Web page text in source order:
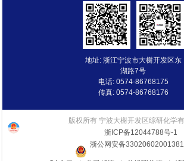
地址: 浙江宁波市大榭开发区东
湖路7号
电话: 0574-86768175
传真: 0574-86768176
版权所有 宁波大榭开发区综研化学
浙ICP备12044788号-1
浙公网安备